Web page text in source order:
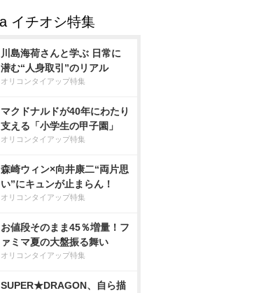
川島海荷さんと学ぶ 日常に
潜む“人身取引”のリアル
オリコンタイアップ特集
マクドナルドが40年にわたり
支える「小学生の甲子園」
オリコンタイアップ特集
森崎ウィン×向井康二“両片思
い”にキュンが止まらん！
オリコンタイアップ特集
お値段そのまま45％増量！フ
ァミマ夏の大盤振る舞い
オリコンタイアップ特集
SUPER★DRAGON、自ら描